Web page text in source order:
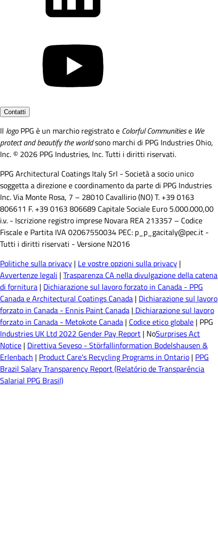
Contatti
Il logoPPG è un marchio registrato e Colorful Communitiese We
protect and beautify the worldsono marchi di PPG Industries Ohio,
Inc. © 2026 PPG Industries, Inc. Tutti i diritti riservati.
PPG Architectural Coatings Italy Srl - Società a socio unico
soggetta a direzione e coordinamento da parte di PPG Industries
Inc. Via Monte Rosa, 7 – 28010 Cavallirio (NO) T. +39 0163
806611 F. +39 0163 806689 Capitale Sociale Euro 5.000.000,00
i.v. - Iscrizione registro imprese Novara REA 213357 – Codice
Fiscale e Partita IVA 02067550034 PEC: p_p_gacitaly@pec.it -
Tutti i diritti riservati - Versione N2016
Politiche sulla privacy | Le vostre opzioni sulla privacy |
Avvertenze legali | Trasparenza CA nella divulgazione della catena
di fornitura | Dichiarazione sul lavoro forzato in Canada - PPG
Canada e Architectural Coatings Canada | Dichiarazione sul lavoro
forzato in Canada - Ennis Paint Canada | Dichiarazione sul lavoro
forzato in Canada - Metokote Canada | Codice etico globale | PPG
Industries UK Ltd 2022 Gender Pay Report | NoSurprises Act
Notice | Direttiva Seveso - Störfallinformation Bodelshausen &
Erlenbach | Product Care's Recycling Programs in Ontario | PPG
Brazil Salary Transparency Report (Relatório de Transparência
Salarial PPG Brasil)